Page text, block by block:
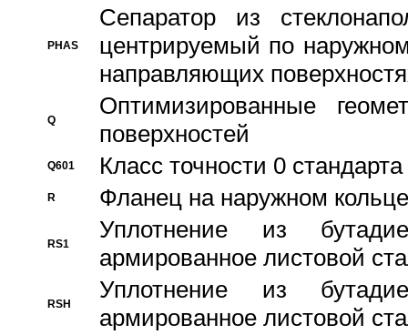
PHAS
Сепаратор из
центрируемый по
направляющих
Q
Оптимизированные
поверхностей
Q601 Класс точности 0
R Фланец на наружном кольце
RS1
Уплотнение из
армированное листовой
RSH
Уплотнение из
армированное листовой